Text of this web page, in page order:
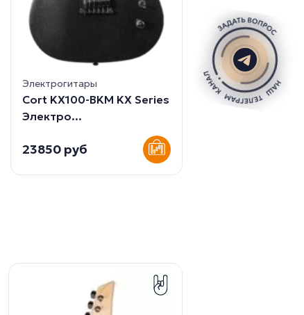
Электрогитары
Cort KX100-BKM KX Series
Электро...
23850 руб